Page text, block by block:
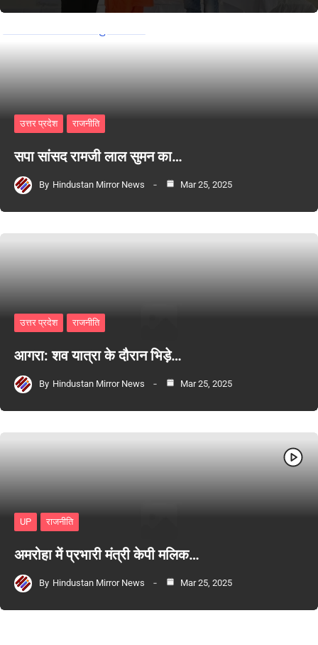
उत्तर प्रदेश राजनीति
सपा सांसद रामजी लाल सुमन का…
By Hindustan Mirror News Mar 25, 2025
उत्तर प्रदेश राजनीति
आगरा: शव यात्रा के दौरान भिड़े…
By Hindustan Mirror News Mar 25, 2025
UP राजनीति
अमरोहा में प्रभारी मंत्री केपी मलिक…
By Hindustan Mirror News Mar 25, 2025